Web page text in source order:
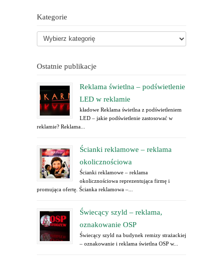
Kategorie
Ostatnie publikacje
Reklama świetlna – podświetlenie
LED w reklamie
kładowe Reklama świetlna z podświetleniem
LED – jakie podświetlenie zastosować w
reklamie? Reklama...
Ścianki reklamowe – reklama
okolicznościowa
Ścianki reklamowe – reklama
okolicznościowa reprezentująca firmę i
promująca ofertę. Ścianka reklamowa –...
Świecący szyld – reklama,
oznakowanie OSP
Świecący szyld na budynek remizy strażackiej
– oznakowanie i reklama świetlna OSP w...